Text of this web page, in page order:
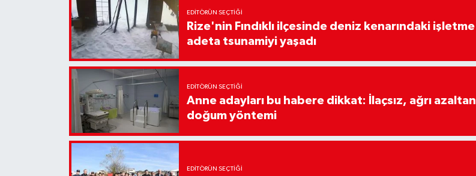
EDITÖRÜN SEÇTIĞI
Rize'nin Fındıklı ilçesinde deniz kenarındaki işletme
adeta tsunamiyi yaşadı
EDITÖRÜN SEÇTIĞI
Anne adayları bu habere dikkat: İlaçsız, ağrı azaltan
doğum yöntemi
EDITÖRÜN SEÇTIĞI